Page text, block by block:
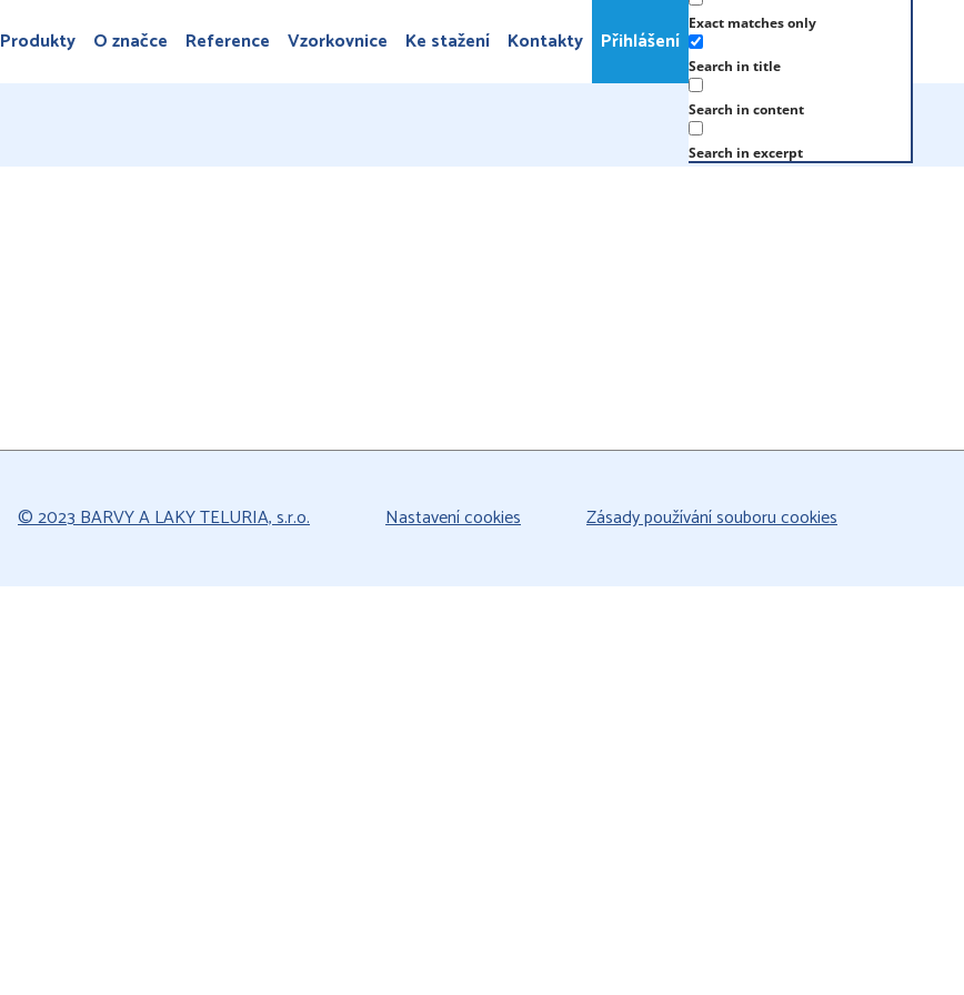
Produkty O značce Reference Vzorkovnice Ke stažení Kontakty Přihlášení
Exact matches only
Search in title
Search in content
Search in excerpt
© 2023 BARVY A LAKY TELURIA, s.r.o. Nastavení cookies Zásady používání souboru cookies